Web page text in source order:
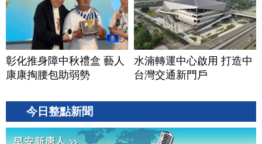
彰化推身障中秋禮盒 藝人
康康掏腰包助弱勢
水湳轉運中心啟用 打造中
台灣交通新門戶
今日整點新聞